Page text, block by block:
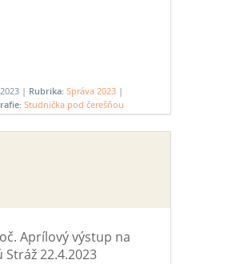
| Rubrika: Správa 2023 |
Studnička pod čerešňou
Aprílový výstup na
Stráž 22.4.2023